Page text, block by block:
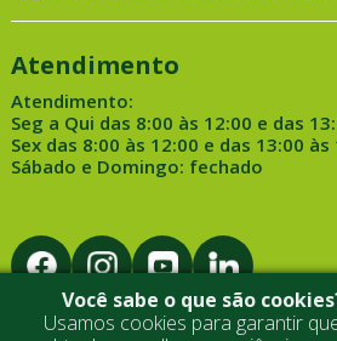
Atendimento
Atendimento:
Seg a Qui das 8:00 às 12:00 e das
Sex das 8:00 às 12:00 e das 13:00 às
Sábado e Domingo: fechado
Você sabe o que são
Usamos cookies para garantir